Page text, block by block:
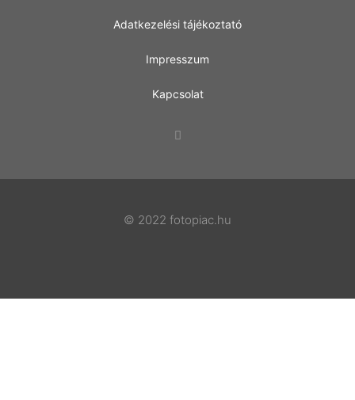
Adatkezelési tájékoztató
Impresszum
Kapcsolat
© 2022 fotopiac.hu